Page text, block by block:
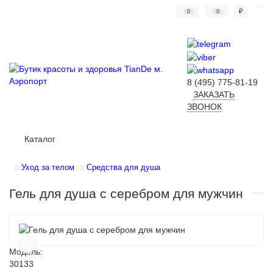
0 0 ₽
8 (495) 775-81-19
ЗАКАЗАТЬ
ЗВОНОК
Каталог
Уход за телом Средства для душа
Гель для душа с серебром для мужчин
Модель:
30133